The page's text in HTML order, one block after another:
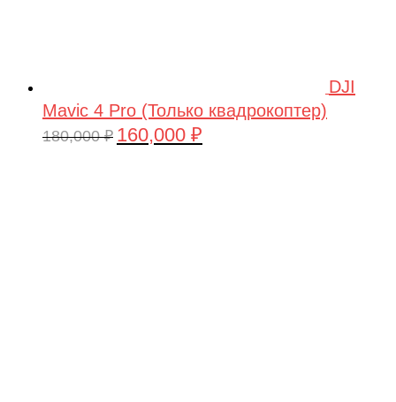
DJI
Mavic 4 Pro (Только квадрокоптер)
180,000₽ Первоначальная
160,000 ₽